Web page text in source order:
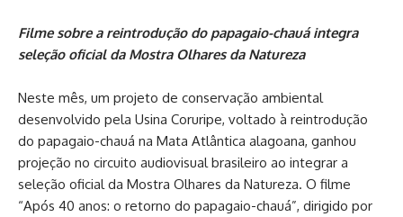
Filme sobre a reintrodução do papagaio-chauá integra
seleção oficial da Mostra Olhares da Natureza
Neste mês, um projeto de conservação ambiental
desenvolvido pela Usina Coruripe, voltado à reintrodução
do papagaio-chauá na Mata Atlântica alagoana, ganhou
projeção no circuito audiovisual brasileiro ao integrar a
seleção oficial da Mostra Olhares da Natureza. O filme
“Após 40 anos: o retorno do papagaio-chauá”, dirigido por